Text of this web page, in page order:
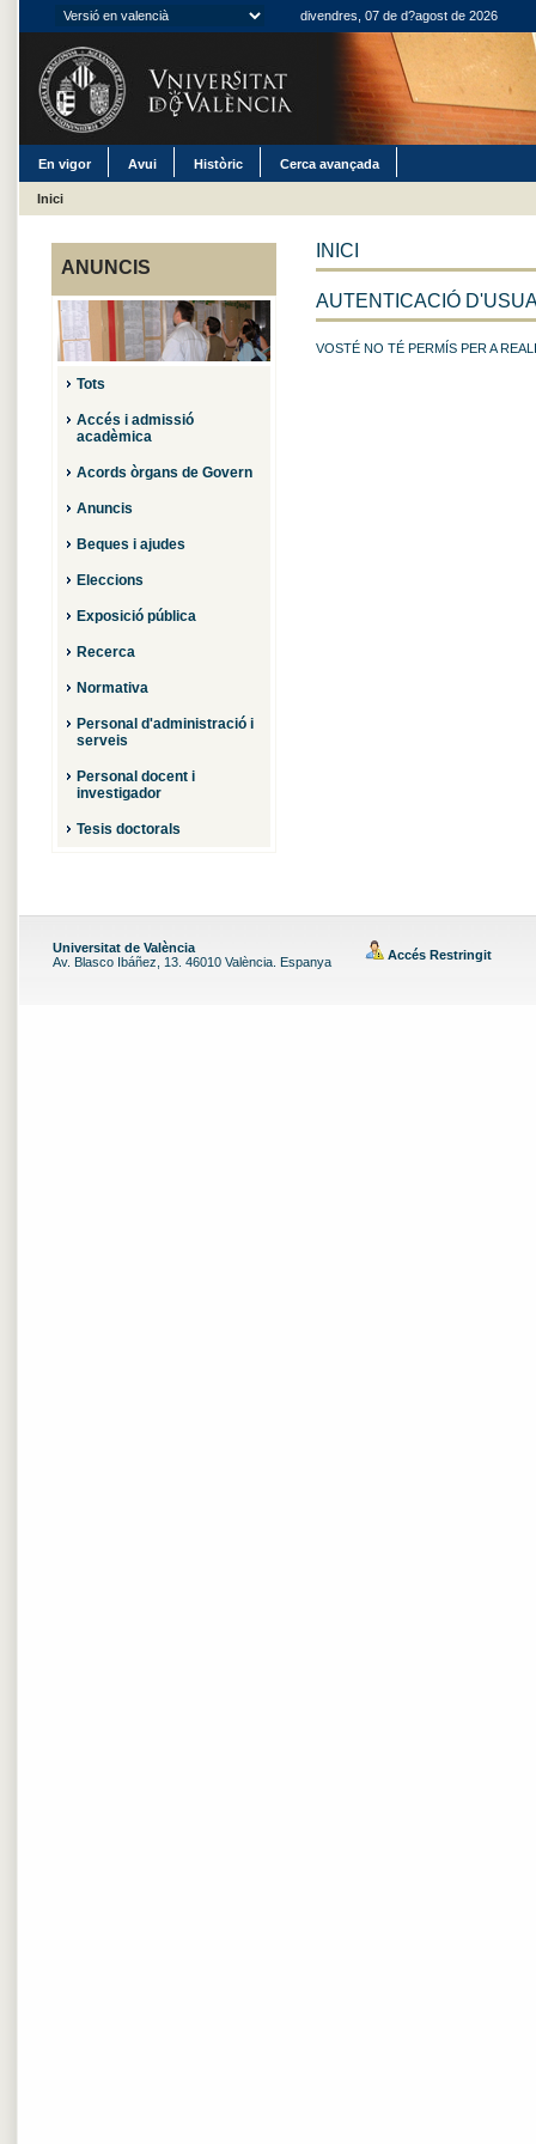
divendres, 07 de d?agost de 2026
En vigor Avui Històric Cerca avançada
Inici
ANUNCIS
Tots
Accés i admissió
acadèmica
Acords òrgans de Govern
Anuncis
Beques i ajudes
Eleccions
Exposició pública
Recerca
Normativa
Personal d'administració i
serveis
Personal docent i
investigador
Tesis doctorals
INICI
AUTENTICACIÓ
VOSTÉ NO TÉ PERMÍS PER A
Universitat de València
Av. Blasco Ibáñez, 13. 46010 València. Espanya
Accés Restringit